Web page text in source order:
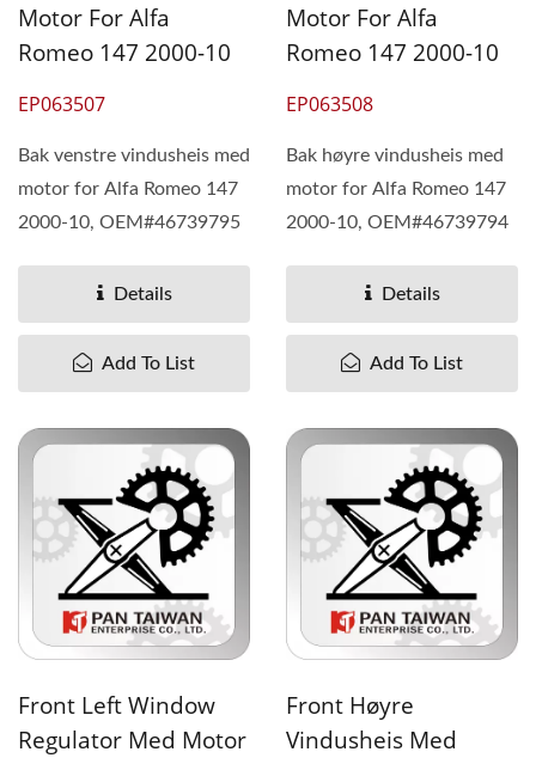
Motor For Alfa
Romeo 147 2000-10
EP063507
Bak venstre vindusheis med
motor for Alfa Romeo 147
2000-10, OEM#46739795
Details
Add To List
Motor For Alfa
Romeo 147 2000-10
EP063508
Bak høyre vindusheis med
motor for Alfa Romeo 147
2000-10, OEM#46739794
Details
Add To List
Front Left Window
Regulator Med Motor
Front Høyre
Vindusheis Med